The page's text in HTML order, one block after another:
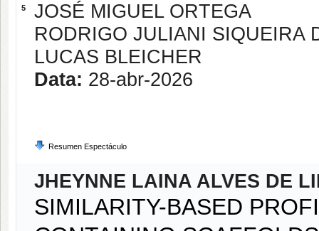
5
JOSÉ MIGUEL ORTEGA
RODRIGO JULIANI SIQUEIRA
LUCAS BLEICHER
Data: 28-abr-2026
Resumen Espectáculo
JHEYNNE LAINA ALVES DE
SIMILARITY-BASED